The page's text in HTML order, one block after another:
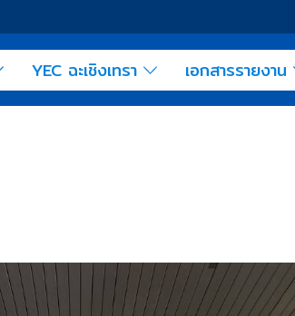
YEC ฉะเชิงเทรา เอกสารรายงาน